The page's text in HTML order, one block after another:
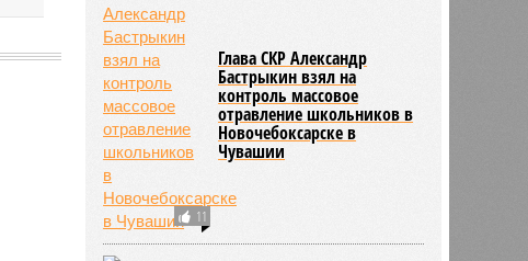
11
Глава СКР Александр
Бастрыкин взял на
контроль массовое
отравление школьников в
Новочебоксарске в
Чувашии